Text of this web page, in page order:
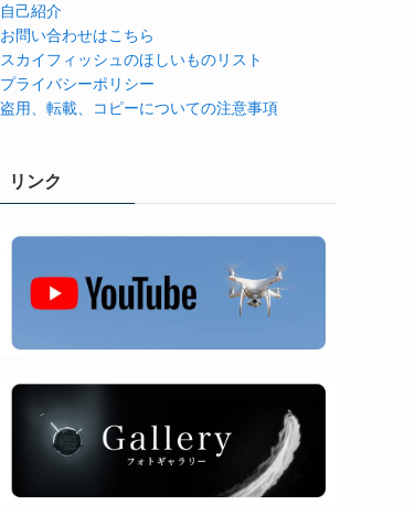
自己紹介
お問い合わせはこちら
スカイフィッシュのほしいものリスト
プライバシーポリシー
盗用、転載、コピーについての注意事項
リンク